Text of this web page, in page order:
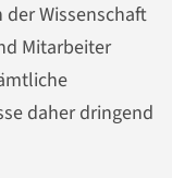
Wissenschaft
Mitarbeiter
daher dringend